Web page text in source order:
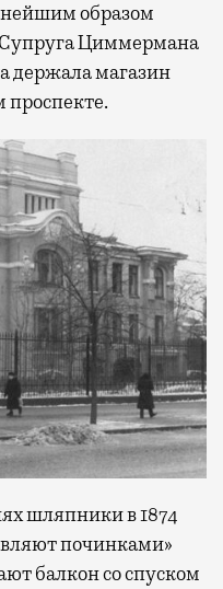
образом
Супруга Циммермана
держала магазин
проспекте.
шляпники в 1874
починками»
балкон со спуском